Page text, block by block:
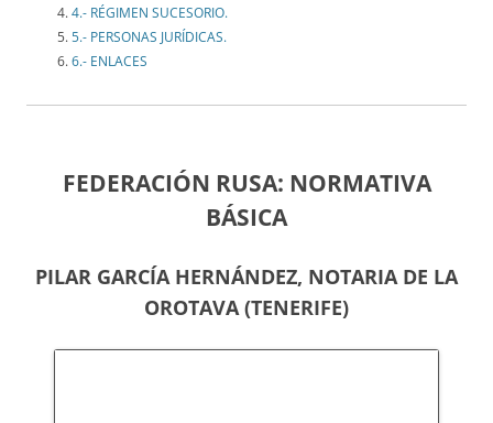
4.- RÉGIMEN SUCESORIO.
5.- PERSONAS JURÍDICAS.
6.- ENLACES
FEDERACIÓN RUSA: NORMATIVA
BÁSICA
PILAR GARCÍA HERNÁNDEZ, NOTARIA DE LA
OROTAVA (TENERIFE)